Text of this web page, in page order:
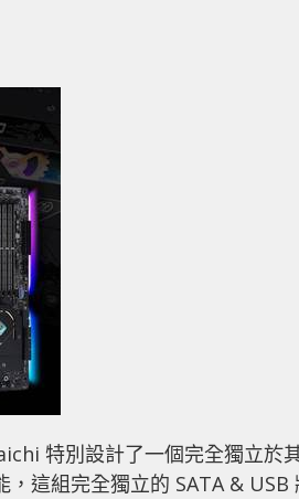
特別設計了一個完全獨立於
這組完全獨立的 SATA & USB